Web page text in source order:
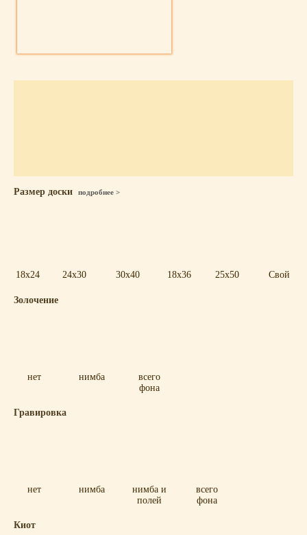
Размер доски подробнее >
18x24 24x30 30x40 18x36 25x50 Свой
Золочение
нет нимба
всего
фона
Гравировка
нет нимба
нимба и
полей
всего
фона
Киот